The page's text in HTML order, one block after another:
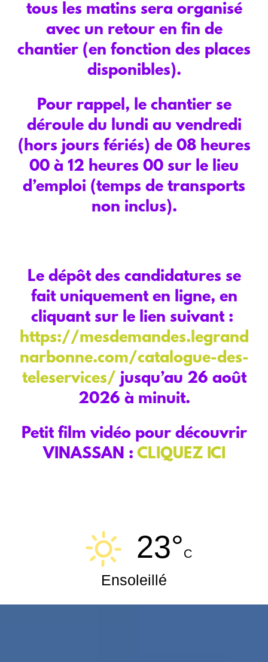
tous les matins sera organisé
avec un retour en fin de
chantier (en fonction des places
disponibles).
Pour rappel, le chantier se
déroule du lundi au vendredi
(hors jours fériés) de 08 heures
00 à 12 heures 00 sur le lieu
d’emploi (temps de transports
non inclus).
Le dépôt des candidatures se
fait uniquement en ligne, en
cliquant sur le lien suivant :
https://mesdemandes.legrand
narbonne.com/catalogue-des-
teleservices/ jusqu’au 26 août
2026 à minuit.
Petit film vidéo pour découvrir
VINASSAN : CLIQUEZ ICI
23°C
Ensoleillé